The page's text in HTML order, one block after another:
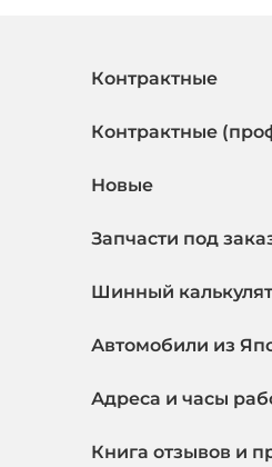
Контрактные
Контрактные
Новые
Запчасти под
Шинный
Автомобили из
Адреса и часы
Книга отзывов и